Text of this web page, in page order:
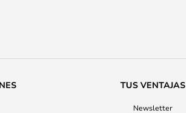
TUS VENTAJAS
Newsletter